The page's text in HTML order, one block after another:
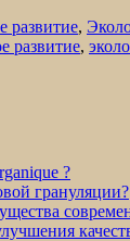
развитие,
развитие,
?
грануляции?